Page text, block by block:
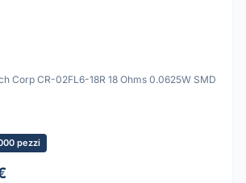
Corp CR-02FL6-18R 18 Ohms 0.0625W SMD
pezzi